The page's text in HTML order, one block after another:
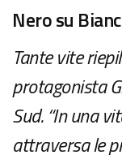
Nero su
Tante vite
protagonista
Sud. “In una
attraversa le